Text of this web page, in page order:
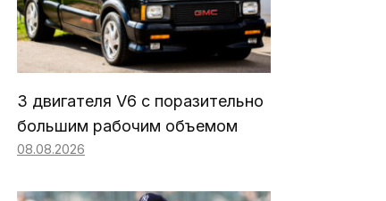
3 двигателя V6 с поразительно
большим рабочим объемом
08.08.2026